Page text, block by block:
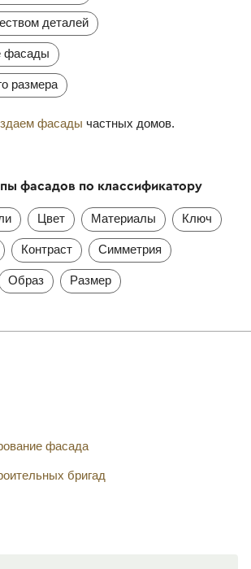
деталей
фасады
размера
фасады частных домов.
фасадов по классификатору
Цвет Материалы Ключ
Контраст Симметрия
Образ Размер
фасада
бригад